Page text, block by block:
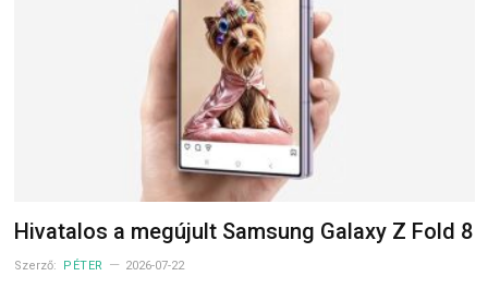
Hivatalos a megújult Samsung Galaxy Z Fold 8
Szerző: PÉTER 2026-07-22